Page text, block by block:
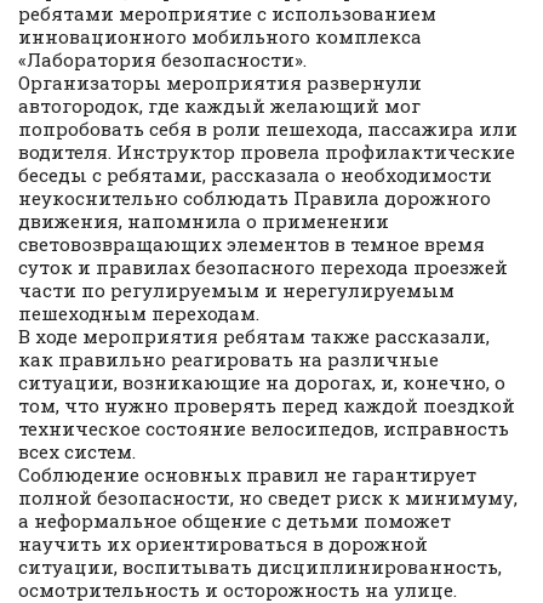
ребятами мероприятие с использованием
инновационного мобильного комплекса
«Лаборатория безопасности».
Организаторы мероприятия развернули
автогородок, где каждый желающий мог
попробовать себя в роли пешехода, пассажира или
водителя. Инструктор провела профилактические
беседы с ребятами, рассказала о необходимости
неукоснительно соблюдать Правила дорожного
движения, напомнила о применении
световозвращающих элементов в темное время
суток и правилах безопасного перехода проезжей
части по регулируемым и нерегулируемым
пешеходным переходам.
В ходе мероприятия ребятам также рассказали,
как правильно реагировать на различные
ситуации, возникающие на дорогах, и, конечно, о
том, что нужно проверять перед каждой поездкой
техническое состояние велосипедов, исправность
всех систем.
Соблюдение основных правил не гарантирует
полной безопасности, но сведет риск к минимуму,
а неформальное общение с детьми поможет
научить их ориентироваться в дорожной
ситуации, воспитывать дисциплинированность,
осмотрительность и осторожность на улице.